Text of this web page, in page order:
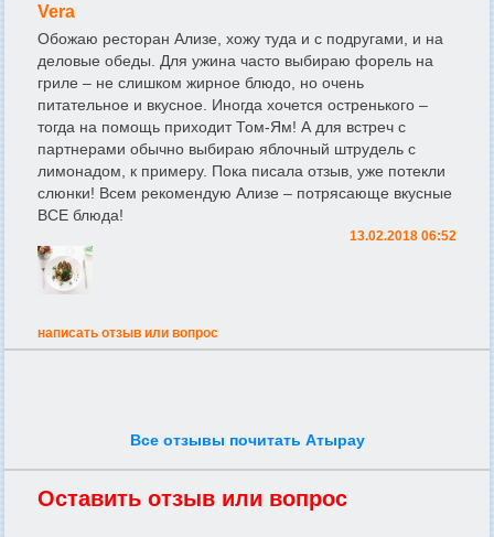
Vera
Обожаю ресторан Ализе, хожу туда и с подругами, и на
деловые обеды. Для ужина часто выбираю форель на
гриле – не слишком жирное блюдо, но очень
питательное и вкусное. Иногда хочется остренького –
тогда на помощь приходит Том-Ям! А для встреч с
партнерами обычно выбираю яблочный штрудель с
лимонадом, к примеру. Пока писала отзыв, уже потекли
слюнки! Всем рекомендую Ализе – потрясающе вкусные
ВСЕ блюда!
13.02.2018 06:52
написать отзыв или вопрос
Все отзывы почитать Атырау
Оставить отзыв или вопрос